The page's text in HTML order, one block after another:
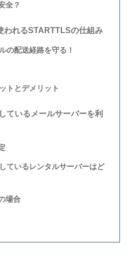
全？
われるSTARTTLSの仕組み
の配送経路を守る！
トとデメリット
ているメールサーバーを利
ているレンタルサーバーはど
場合